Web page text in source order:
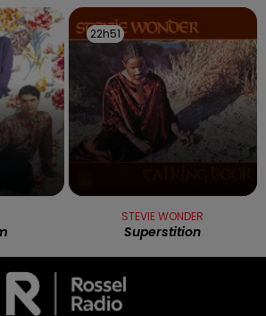
22h51
22h51
STEVIE WONDER
Superstition